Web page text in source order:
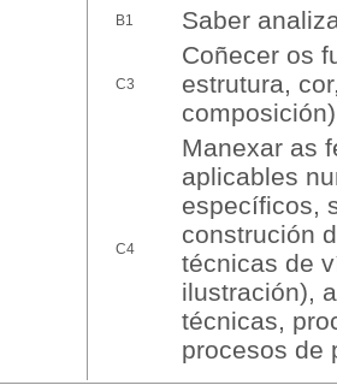
B1 Saber
C3
Coñecer os
estrutura,
C4
Manexar as
aplicables
específicos,
construción
técnicas de
ilustración),
técnicas,
procesos de